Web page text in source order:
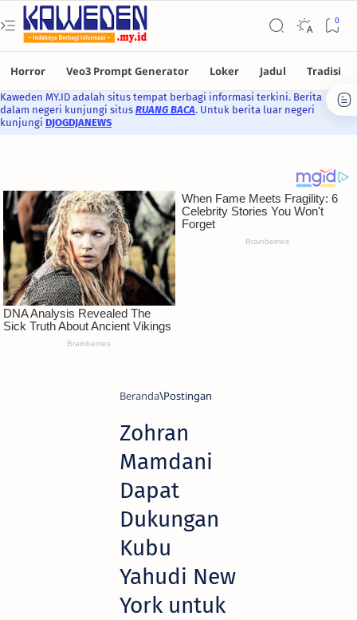
Kaweden MY.ID adalah situs tempat berbagi informasi terkini. Berita
dalam negeri kunjungi situs RUANG BACA. Untuk berita luar negeri
kunjungi DJOGDJANEWS
Beranda
Zohran
Mamdani
Dapat
Dukungan
Kubu
Yahudi New
York untuk